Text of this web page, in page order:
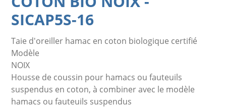
SICAP5S-16
Taie d'oreiller hamac en coton biologique certifié
Modèle
NOIX
Housse de coussin pour hamacs ou fauteuils
suspendus en coton, à combiner avec le modèle
hamacs ou fauteuils suspendus